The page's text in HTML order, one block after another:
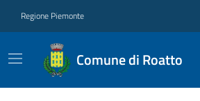
Regione Piemonte
Comune di Roatto